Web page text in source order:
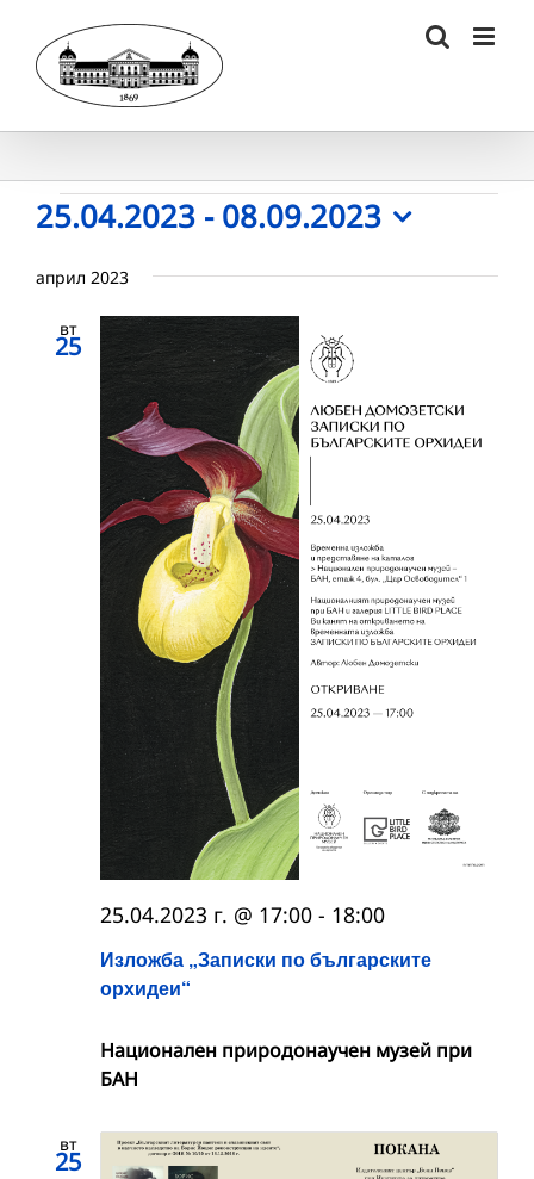
content
Събития
25.04.2023 - 08.09.2023
date.
април 2023
вт
25
Изложба „Записки по българските
орхидеи“
25.04.2023 г. @ 17:00 - 18:00
Националeн природонаучен музей при
БАН
вт
25